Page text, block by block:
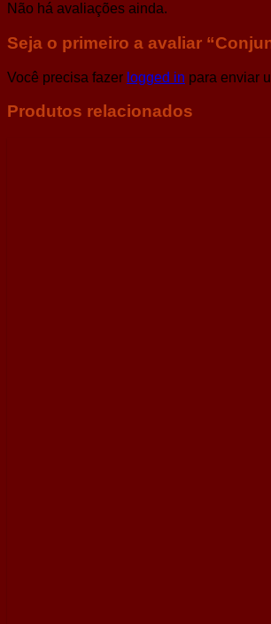
Não há avaliações ainda.
Seja o primeiro a avaliar
Você precisa fazer logged in para enviar
Produtos relacionados